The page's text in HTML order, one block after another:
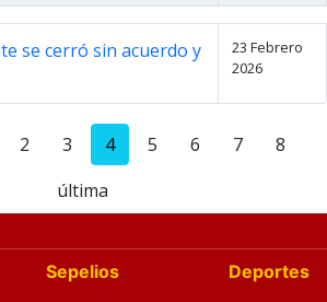
se cerró sin acuerdo y
23 Febrero
2026
2 3 4 5 6 7
8
última
Sepelios
Deportes